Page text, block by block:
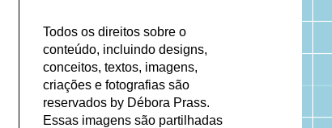
Todos os direitos sobre o
conteúdo, incluindo designs,
conceitos, textos, imagens,
criações e fotografias são
reservados by Débora Prass.
Essas imagens são partilhadas